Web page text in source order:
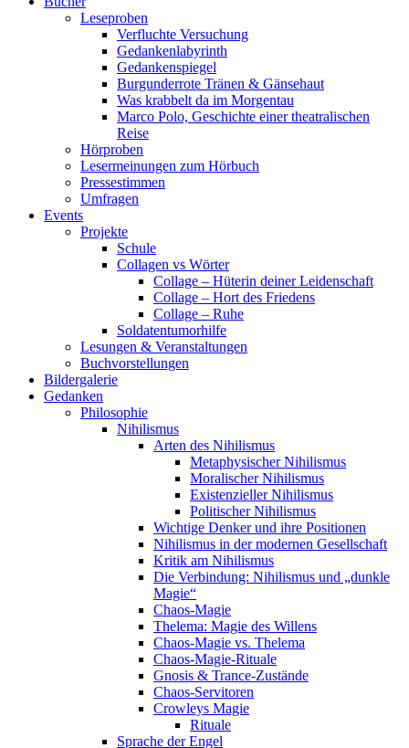
Leseproben
Verfluchte Versuchung
Gedankenlabyrinth
Gedankenspiegel
Burgunderrote Tränen & Gänsehaut
Was krabbelt da im Morgentau
Marco Polo, Geschichte einer theatralischen
Reise
Hörproben
Lesermeinungen zum Hörbuch
Pressestimmen
Umfragen
Events
Projekte
Schule
Collagen vs Wörter
Collage – Hüterin deiner Leidenschaft
Collage – Hort des Friedens
Collage – Ruhe
Soldatentumorhilfe
Lesungen & Veranstaltungen
Buchvorstellungen
Bildergalerie
Gedanken
Philosophie
Nihilismus
Arten des Nihilismus
Metaphysischer Nihilismus
Moralischer Nihilismus
Existenzieller Nihilismus
Politischer Nihilismus
Wichtige Denker und ihre Positionen
Nihilismus in der modernen Gesellschaft
Kritik am Nihilismus
Die Verbindung: Nihilismus und „dunkle
Magie“
Chaos-Magie
Thelema: Magie des Willens
Chaos-Magie vs. Thelema
Chaos-Magie-Rituale
Gnosis & Trance-Zustände
Chaos-Servitoren
Crowleys Magie
Rituale
Sprache der Engel